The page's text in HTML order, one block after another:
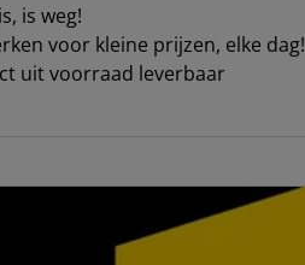
is weg!
voor kleine prijzen, elke dag!
uit voorraad leverbaar